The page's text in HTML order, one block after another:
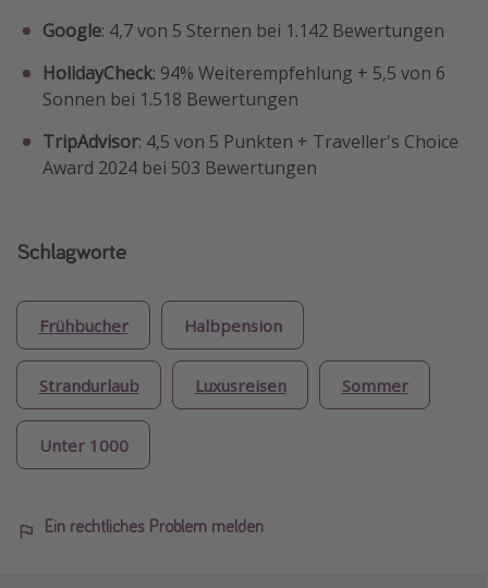
Google: 4,7 von 5 Sternen bei 1.142 Bewertungen
HolidayCheck: 94% Weiterempfehlung + 5,5 von 6
Sonnen bei 1.518 Bewertungen
TripAdvisor: 4,5 von 5 Punkten + Traveller's Choice
Award 2024 bei 503 Bewertungen
Schlagworte
Frühbucher Halbpension
Strandurlaub Luxusreisen Sommer
Unter 1000
Ein rechtliches Problem melden